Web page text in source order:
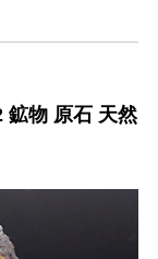
鉱物 原石 天然